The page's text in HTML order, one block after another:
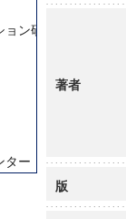
ン研究所
ター
著者
版